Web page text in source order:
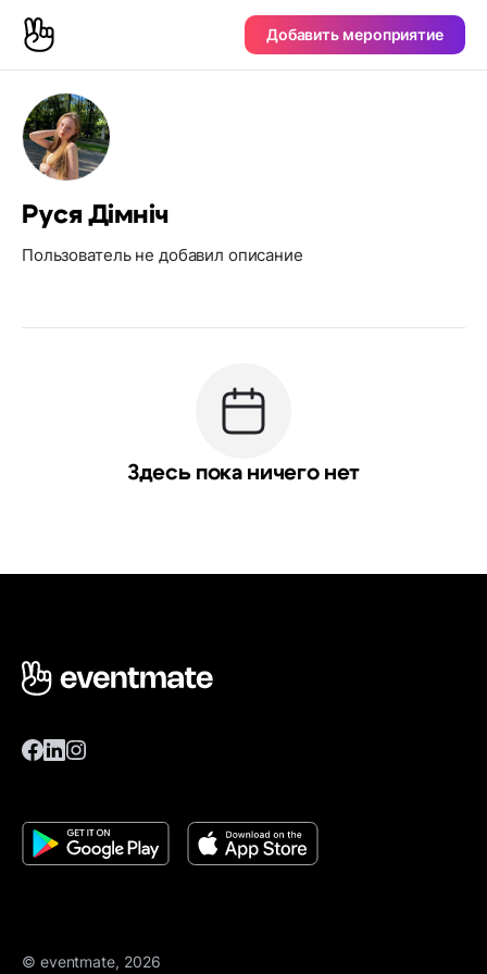
Добавить мероприятие
Руся Дімніч
Пользователь не добавил описание
Здесь пока ничего нет
© eventmate, 2026